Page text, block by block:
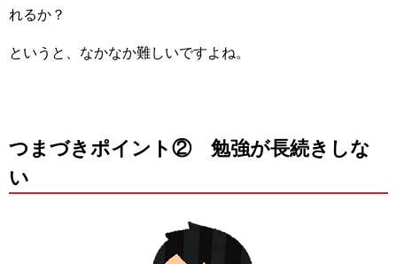
れるか？
というと、なかなか難しいですよね。
つまづきポイント② 勉強が長続きしな
い